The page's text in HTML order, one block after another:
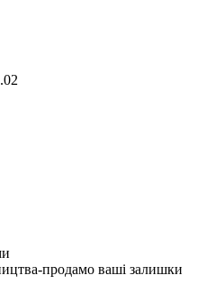
продамо ваші залишки